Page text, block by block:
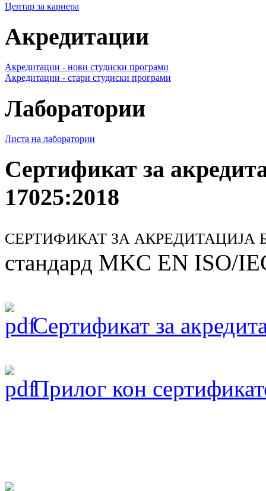
Центар за кариера
Акредитации
Акредитации - нови студиски програми
Акредитации - стари студиски програми
Лаборатории
Листа на лаборатории
Сертификат за
17025:2018
СЕРТИФИКАТ ЗА АКРЕДИТАЦИЈА
стандард MKC EN ISO/
Сертификат за
Прилог кон